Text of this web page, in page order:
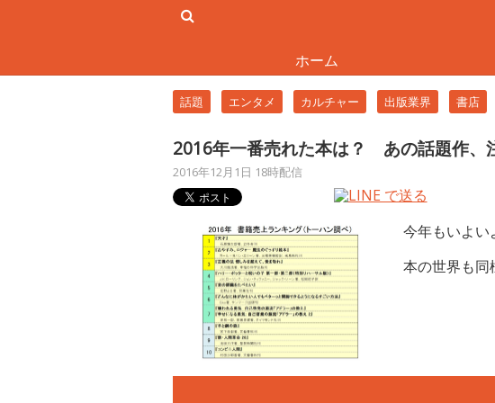
ホーム
話題 エンタメ カルチャー 出版業界 書店
2016年一番売れた本は？ あの話題作、
2016年12月1日 18時配信
今年もいよい
本の世界も同